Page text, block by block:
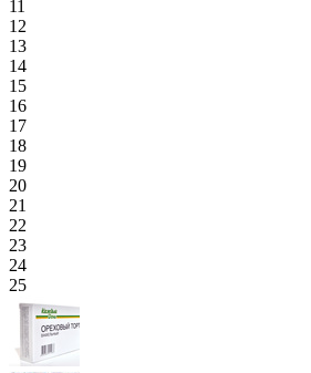
11
12
13
14
15
16
17
18
19
20
21
22
23
24
25